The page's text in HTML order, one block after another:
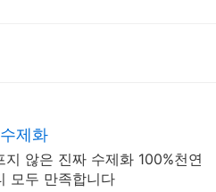
제화
않은 진짜 수제화 100%천연
모두 만족합니다